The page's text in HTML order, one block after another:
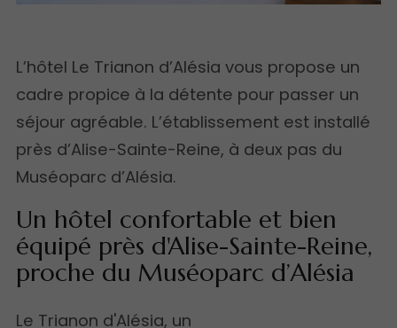
L’hôtel Le Trianon d’Alésia vous propose un
cadre propice à la détente pour passer un
séjour agréable. L’établissement est installé
près d’Alise-Sainte-Reine, à deux pas du
Muséoparc d’Alésia.
Un hôtel confortable et bien
équipé près d'Alise-Sainte-Reine,
proche du Muséoparc d’Alésia
Le Trianon d'Alésia, un